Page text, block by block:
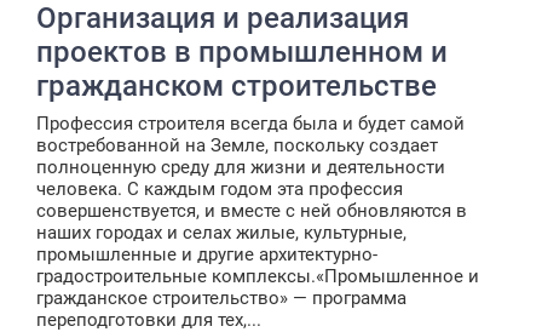
Организация и реализация
проектов в промышленном и
гражданском строительстве
Профессия строителя всегда была и будет самой
востребованной на Земле, поскольку создает
полноценную среду для жизни и деятельности
человека. С каждым годом эта профессия
совершенствуется, и вместе с ней обновляются в
наших городах и селах жилые, культурные,
промышленные и другие архитектурно-
градостроительные комплексы.«Промышленное и
гражданское строительство» — программа
переподготовки для тех,...